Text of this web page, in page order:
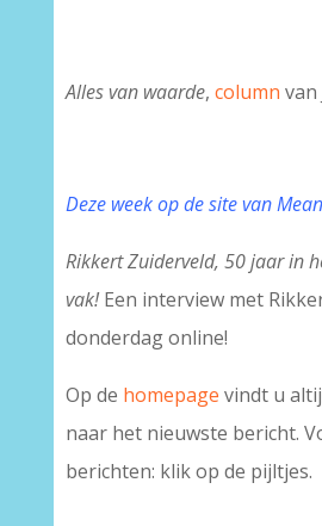
Alles van waarde, column van
Deze week op de site van
Rikkert Zuiderveld, 50 jaar in
vak!Een interview met
donderdag online!
Op de homepage vindt u
naar het nieuwste bericht.
berichten: klik op de pijltjes.